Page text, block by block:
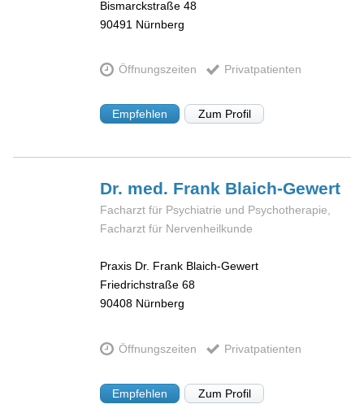
Bismarckstraße 48
90491 Nürnberg
Öffnungszeiten Privatpatienten
Empfehlen Zum Profil
Dr. med. Frank Blaich-Gewert
Facharzt für Psychiatrie und Psychotherapie,
Facharzt für Nervenheilkunde
Praxis Dr. Frank Blaich-Gewert
Friedrichstraße 68
90408 Nürnberg
Öffnungszeiten Privatpatienten
Empfehlen Zum Profil